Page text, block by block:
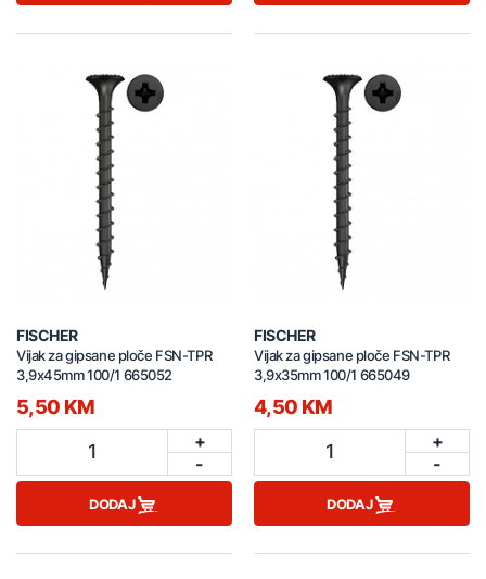
FISCHER
Vijak za gipsane ploče FSN-TPR
3,9x45mm 100/1 665052
5,50 KM
1
+
-
DODAJ
FISCHER
Vijak za gipsane ploče FSN-TPR
3,9x35mm 100/1 665049
4,50 KM
1
+
-
DODAJ